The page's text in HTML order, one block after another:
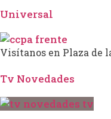
Universal
Visítanos en Plaza de
Tv Novedades